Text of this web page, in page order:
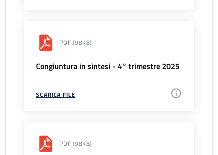
PDF (98KB)
Congiuntura in sintesi - 4° trimestre 2025
SCARICA FILE
PDF (98KB)